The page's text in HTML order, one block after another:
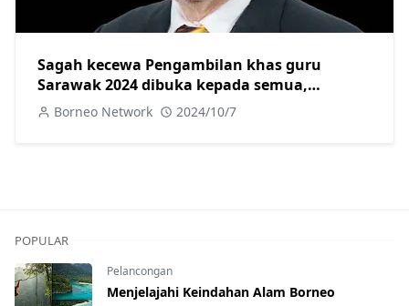
Sagah kecewa Pengambilan khas guru
Sarawak 2024 dibuka kepada semua,
sepatutnya untuk anak Sarawak saja
Borneo Network 2024/10/7
POPULAR
Pelancongan
Menjelajahi Keindahan Alam Borneo